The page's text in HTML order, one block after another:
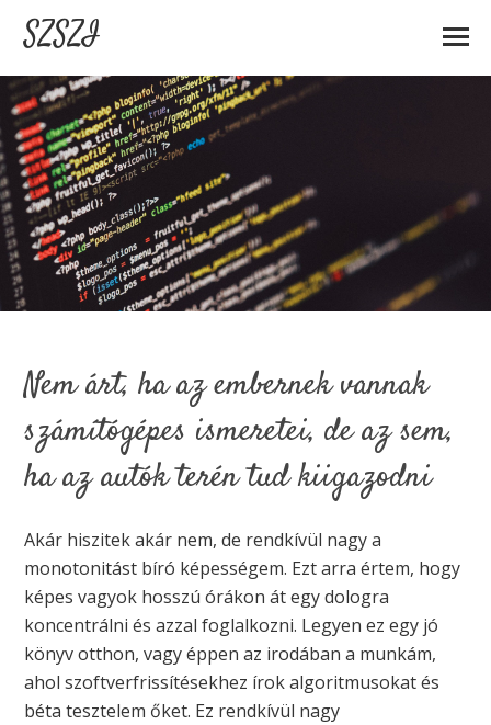
SZSZI
Nem árt, ha az embernek vannak
számítógépes ismeretei, de az sem,
ha az autók terén tud kiigazodni
Akár hiszitek akár nem, de rendkívül nagy a
monotonitást bíró képességem. Ezt arra értem, hogy
képes vagyok hosszú órákon át egy dologra
koncentrálni és azzal foglalkozni. Legyen ez egy jó
könyv otthon, vagy éppen az irodában a munkám,
ahol szoftverfrissítésekhez írok algoritmusokat és
béta tesztelem őket. Ez rendkívül nagy